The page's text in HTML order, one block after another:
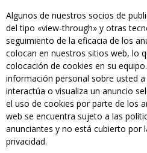
Algunos de nuestros socios de
del tipo «view-through» y otras
seguimiento de la eficacia de los
colocan en nuestros sitios web, lo
colocación de cookies en su
información personal sobre usted
interactúa o visualiza un anuncio
el uso de cookies por parte de los
web se encuentra sujeto a las
anunciantes y no está cubierto por
privacidad.